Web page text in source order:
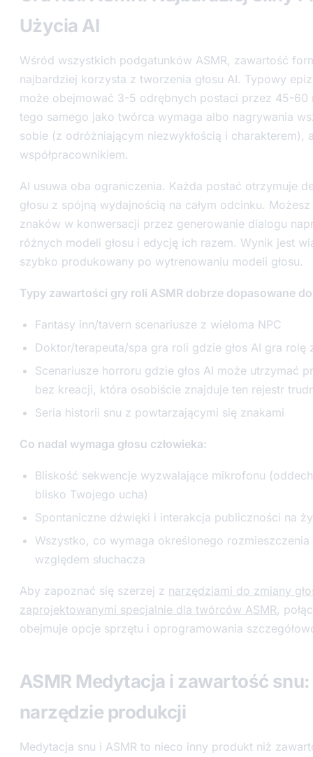
Użycia AI
Wśród wszystkich podgatunków ASMR, zawartość
najbardziej korzysta z tworzenia głosu AI. Typowy
może obejmować 3-5 odrębnych postaci przez 45-60
tego samego jako twórca wymaga albo nagrywania
sobie (z odróżniającym niezwykłością i charakterem),
współpracownikiem.
AI usuwa oba ograniczenia. Każda postać otrzymuje
głosu z spójną wydajnością na całym odcinku.
znaków w konwersacji przez generowanie dialogu
różnych modeli głosu i edycję ich razem. Wynik jest
szybko produkowany po wytrenowaniu modeli głosu.
Typy zawartości gry roli ASMR dobrze dopasowane do
Fantasy inn/tavern scenariusze z wieloma NPC
Doktor/terapeuta/spa gra roli gdzie głos AI gra rolę
Scenariusze horroru gdzie głos AI może utrzymać
bez kreacji, która osobiście znajduje ten rejestr
Seria historii snu z powtarzającymi się znakami
Co nadal wymaga głosu człowieka:
Bliskość sekwencje wyzwalające mikrofonu
blisko Twojego ucha)
Spontaniczne dźwięki i interakcja publiczności na
Wszystko, co wymaga określonego rozmieszczenia
względem słuchacza
Aby zapoznać się szerzej z narzędziami do zmiany
zaprojektowanymi specjalnie dla twórców ASMR,
obejmuje opcje sprzętu i oprogramowania
ASMR Medytacja i zawartość snu:
narzędzie produkcji
Medytacja snu i ASMR to nieco inny produkt niż